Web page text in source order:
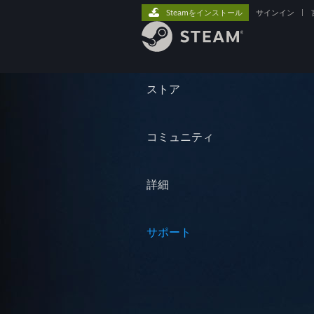
ストア
コミュニティ
詳細
サポート
Steamをインストール サインイン